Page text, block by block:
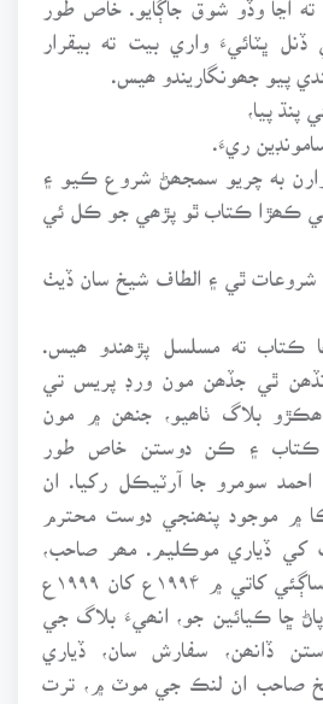
ڀٽائيءَ واري بيت ته بيقرار
پيو جھونگاريندو ھيس.
پنڌ پيا،
ريءَ.
وارن به چريو سمجھڻ شروع ڪيو ۽
ڪھڙا ڪتاب ٿو پڙھي جو ڪل ئي
شروعات ٿي ۽ الطاف شيخ سان ڏيٺ
ڪتاب ته مسلسل پڙھندو ھيس.
تڏھن ٿي جڏھن مون ورڊ پريس تي
ھڪڙو بلاگ ٺاھيو، جنھن ۾ مون
ڪتاب ۽ ڪن دوستن خاص طور
احمد سومرو جا آرٽيڪل رکيا. ان
۾ موجود پنھنجي دوست محترم
کي ڏياري موڪليم. مھر صاحب،
ڇا ڪيائين جو، انھيءَ بلاگ جي
ڏانھن، سفارش سان، ڏياري
صاحب ان لنڪ جي موٽ ۾، ترت